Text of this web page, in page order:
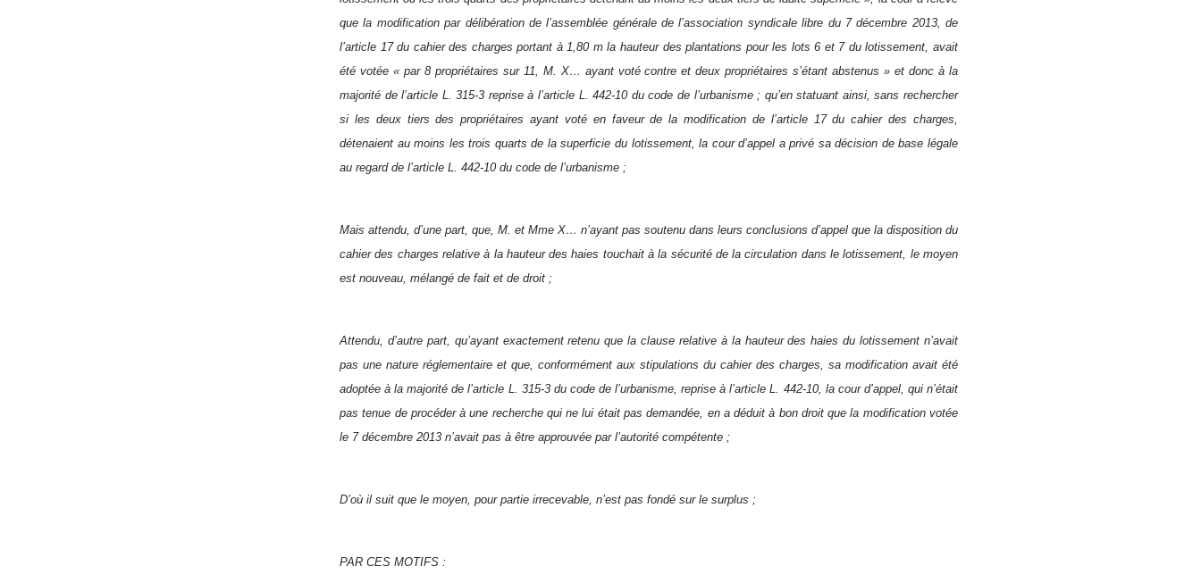
que la modification par délibération de l’assemblée générale de l’association syndicale libre du 7 décembre 2013, de
l’article 17 du cahier des charges portant à 1,80 m la hauteur des plantations pour les lots 6 et 7 du lotissement, avait
été votée « par 8 propriétaires sur 11, M. X… ayant voté contre et deux propriétaires s’étant abstenus » et donc à la
majorité de l’article L. 315-3 reprise à l’article L. 442-10 du code de l’urbanisme ; qu’en statuant ainsi, sans rechercher
si les deux tiers des propriétaires ayant voté en faveur de la modification de l’article 17 du cahier des charges,
détenaient au moins les trois quarts de la superficie du lotissement, la cour d’appel a privé sa décision de base légale
au regard de l’article L. 442-10 du code de l’urbanisme ;
Mais attendu, d’une part, que, M. et Mme X… n’ayant pas soutenu dans leurs conclusions d’appel que la disposition du
cahier des charges relative à la hauteur des haies touchait à la sécurité de la circulation dans le lotissement, le moyen
est nouveau, mélangé de fait et de droit ;
Attendu, d’autre part, qu’ayant exactement retenu que la clause relative à la hauteur des haies du lotissement n’avait
pas une nature réglementaire et que, conformément aux stipulations du cahier des charges, sa modification avait été
adoptée à la majorité de l’article L. 315-3 du code de l’urbanisme, reprise à l’article L. 442-10, la cour d’appel, qui n’était
pas tenue de procéder à une recherche qui ne lui était pas demandée, en a déduit à bon droit que la modification votée
le 7 décembre 2013 n’avait pas à être approuvée par l’autorité compétente ;
D’où il suit que le moyen, pour partie irrecevable, n’est pas fondé sur le surplus ;
PAR CES MOTIFS :